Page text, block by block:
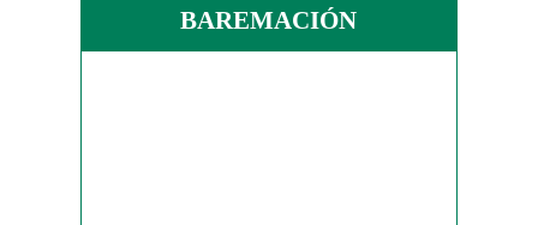
BAREMACIÓN